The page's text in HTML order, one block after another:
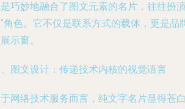
巧妙地融合了图文元素的名片，往往扮
角色。它不仅是联系方式的载体，更是品
示窗。
图文设计：传递技术内核的视觉语言
网络技术服务而言，纯文字名片显得苍